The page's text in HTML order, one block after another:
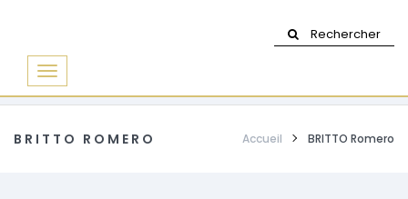
Rechercher
Basculer
la
BRITTO ROMERO Accueil BRITTO Romero